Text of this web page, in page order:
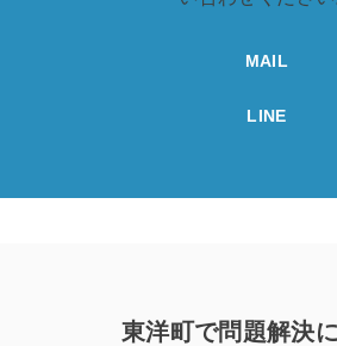
MAIL
LINE
東洋町で問題解決